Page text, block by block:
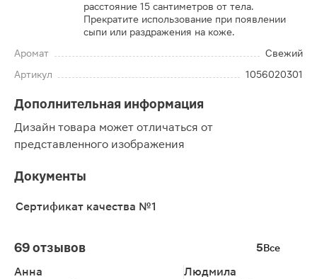
расстояние 15 сантиметров от тела.
Прекратите использование при появлении
сыпи или раздражения на коже.
Аромат
Свежий
Артикул
1056020301
Дополнительная информация
Дизайн товара может отличаться от
представленного изображения
Документы
Сертификат качества №1
69 отзывов 5Все
Анна Людмила